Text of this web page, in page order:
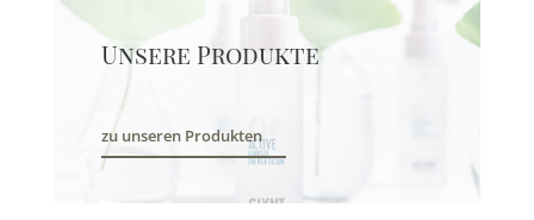
Unsere Produkte
zu unseren Produkten